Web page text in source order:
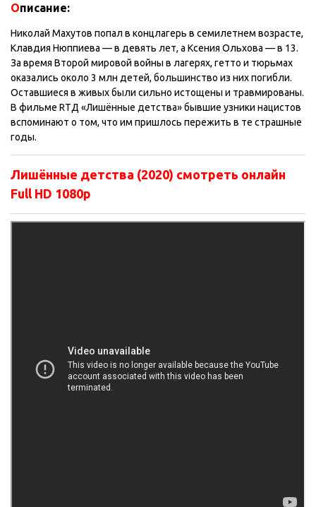
Описание:
Николай Махутов попал в концлагерь в семилетнем возрасте,
Клавдия Нюппиева — в девять лет, а Ксения Ольхова — в 13.
За время Второй мировой войны в лагерях, гетто и тюрьмах
оказались около 3 млн детей, большинство из них погибли.
Оставшиеся в живых были сильно истощены и травмированы.
В фильме RTД «Лишённые детства» бывшие узники нацистов
вспоминают о том, что им пришлось пережить в те страшные
годы.
Лишённые детства (2020) смотреть онлайн
Full HD 1080p